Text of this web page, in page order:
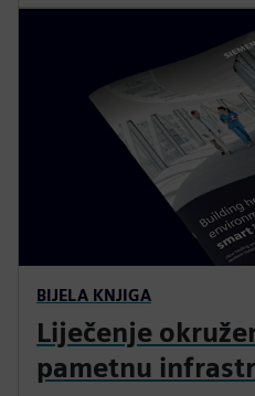
BIJELA KNJIGA
Liječenje
pametnu